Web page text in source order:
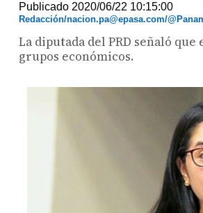
Publicado 2020/06/22 10:15:00
Redacción/nacion.pa@epasa.com/
La diputada del PRD señaló
grupos económicos.